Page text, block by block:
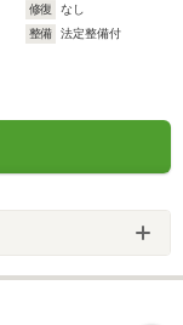
修復
なし
整備
法定整備付